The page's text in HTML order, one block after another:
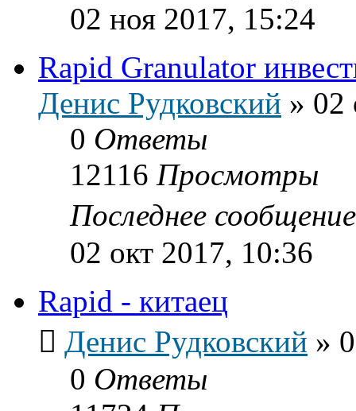
02 ноя 2017, 15:24
Rapid Granulator
Денис Рудковский » 02
0 Ответы
12116 Просмотры
Последнее
02 окт 2017, 10:36
Rapid - китаец
Денис Рудковский »
0 Ответы